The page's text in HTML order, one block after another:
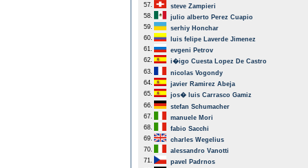
57.
steve Zampieri
58.
julio alberto Perez Cuapio
59.
serhiy Honchar
60.
luis felipe Laverde Jimenez
61.
evgeni Petrov
62.
i�igo Cuesta Lopez De Castro
63.
nicolas Vogondy
64.
javier Ramirez Abeja
65.
jos� luis Carrasco Gamiz
66.
stefan Schumacher
67.
manuele Mori
68.
fabio Sacchi
69.
charles Wegelius
70.
alessandro Vanotti
71.
pavel Padrnos